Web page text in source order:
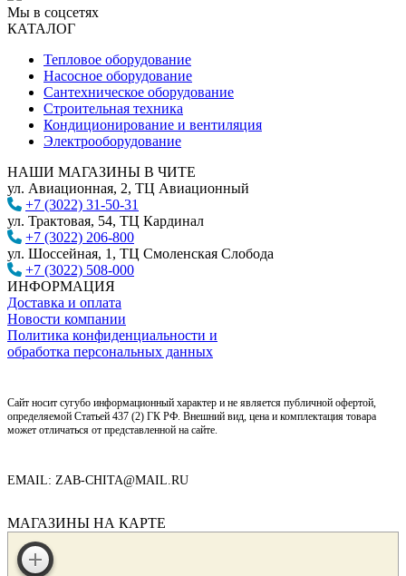
Мы в соцсетях
КАТАЛОГ
Тепловое оборудование
Насосное оборудование
Сантехническое оборудование
Строительная техника
Кондиционирование и вентиляция
Электрооборудование
НАШИ МАГАЗИНЫ В ЧИТЕ
ул. Авиационная, 2, ТЦ Авиационный
+7 (3022) 31-50-31
ул. Трактовая, 54, ТЦ Кардинал
+7 (3022) 206-800
ул. Шоссейная, 1, ТЦ Смоленская Слобода
+7 (3022) 508-000
ИНФОРМАЦИЯ
Доставка и оплата
Новости компании
Политика конфиденциальности и
обработка персональных данных
Сайт носит сугубо информационный характер и не является публичной офертой,
определяемой Статьей 437 (2) ГК РФ. Внешний вид, цена и комплектация товара
может отличаться от представленной на сайте.
EMAIL: ZAB-CHITA@MAIL.RU
МАГАЗИНЫ НА КАРТЕ